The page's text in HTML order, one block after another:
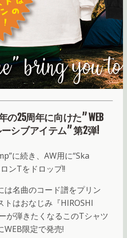
年の25周年に向けた” WEB
シブアイテム” 第2弾!
に続き、AW用に“Ska
ンTをドロップ!!
は名曲のコード譜をプリン
トはおなじみ『HIROSHI
が弾きたくなるこのTシャツ
WEB限定で発売!